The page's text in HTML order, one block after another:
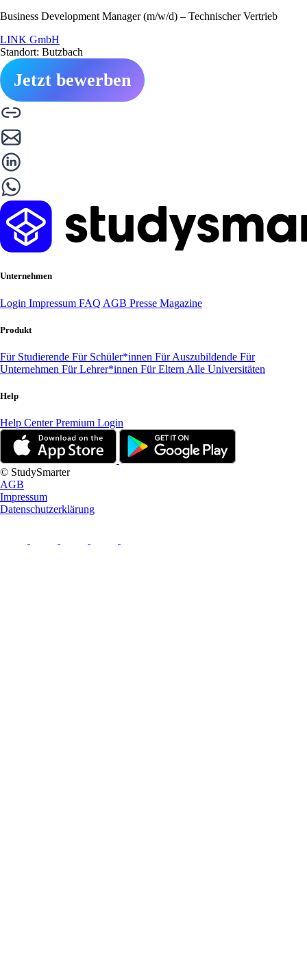
Business Development Manager (m/w/d) – Technischer Vertrieb
LINK GmbH
Standort: Butzbach
Jetzt bewerben
Unternehmen
Login Impressum FAQ AGB Presse Magazine
Produkt
Für Studierende Für Schüler*innen Für Auszubildende Für
Unternehmen Für Lehrer*innen Für Eltern Alle Universitäten
Help
Help CenterPremium Login
© StudySmarter
AGB
Impressum
Datenschutzerklärung